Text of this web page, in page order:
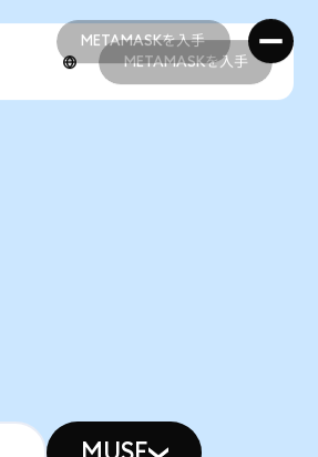
METAMASKを入手
METAMASKを入手
METAMASKを入手